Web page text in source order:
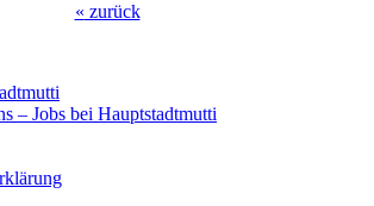
« zurück
– Jobs bei Hauptstadtmutti